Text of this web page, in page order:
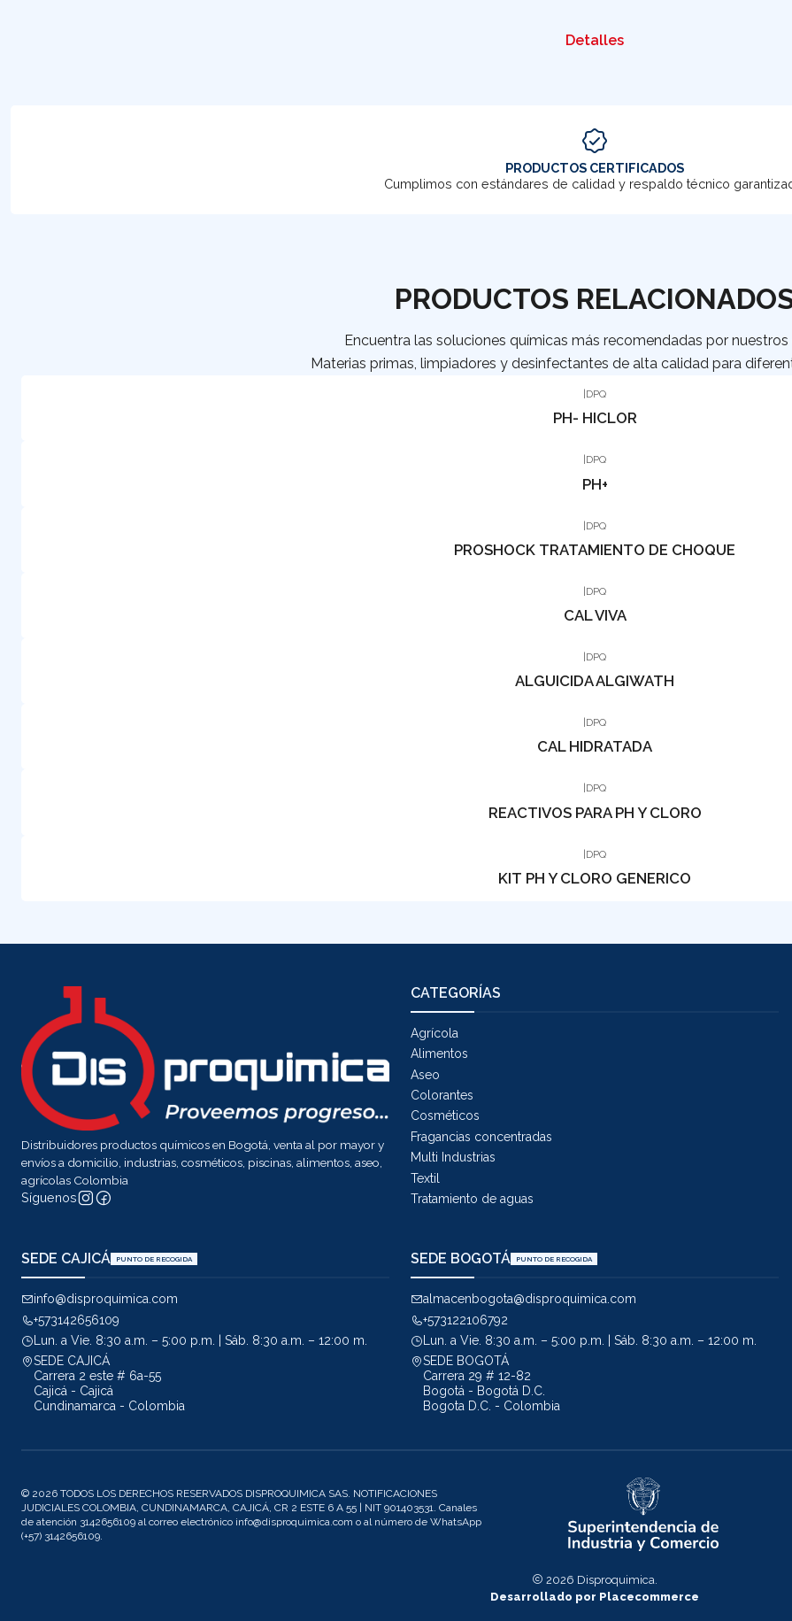
Detalles
PRODUCTOS CERTIFICADOS
Cumplimos con estándares de calidad y respaldo técnico
PRODUCTOS
Encuentra las soluciones químicas más recomendadas por nuestros
Materias primas, limpiadores y desinfectantes de alta calidad para
DPQ
PH- HICLOR
DPQ
PH+
|DPQ
PROSHOCK TRATAMIENTO DE CHOQUE
|DPQ
CAL VIVA
DPQ
ALGUICIDA ALGIWATH
DPQ
CAL HIDRATADA
DPQ
REACTIVOS PARA PH Y CLORO
|DPQ
KIT PH Y CLORO GENERICO
Distribuidores productos químicos en Bogotá, venta al por mayor y
envíos a domicilio, industrias, cosméticos, piscinas, alimentos, aseo,
agrícolas Colombia
Síguenos
CATEGORÍAS
Agrícola
Alimentos
Aseo
Colorantes
Cosméticos
Fragancias concentradas
Multi Industrias
Textil
Tratamiento de aguas
SEDE CAJICÁ PUNTO DE RECOGIDA
info@disproquimica.com
+573142656109
Lun. a Vie. 8:30 a.m. – 5:00 p.m. | Sáb. 8:30 a.m. – 12:00 m.
SEDE CAJICÁ
Carrera 2 este # 6a-55
Cajicá - Cajicá
Cundinamarca - Colombia
SEDE BOGOTÁ PUNTO DE RECOGIDA
almacenbogota@disproquimica.com
+573122106792
Lun. a Vie. 8:30 a.m. – 5:00 p.m. | Sáb. 8:30 a.m. – 12:00 m.
SEDE BOGOTÁ
Carrera 29 # 12-82
Bogotá - Bogotá D.C.
Bogota D.C. - Colombia
© 2026 TODOS LOS DERECHOS RESERVADOS DISPROQUIMICA SAS. NOTIFICACIONES
JUDICIALES COLOMBIA, CUNDINAMARCA, CAJICÁ, CR 2 ESTE 6 A 55 | NIT 901403531. Canales
de atención 3142656109 al correo electrónico info@disproquimica.com o al número de WhatsApp
(+57) 3142656109.
2026 Disproquimica.
Desarrollado por Placecommerce